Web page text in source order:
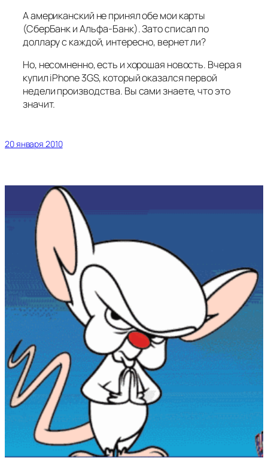
А американский не принял обе мои карты
(СберБанк и Альфа-Банк). Зато списал по
доллару с каждой, интересно, вернет ли?
Но, несомненно, есть и хорошая новость. Вчера я
купил iPhone 3GS, который оказался первой
недели производства. Вы сами знаете, что это
значит.
20 января 2010